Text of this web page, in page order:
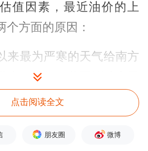
值因素，最近油价的上
个方面的原因：
来最为严寒的天气给南方
来了破坏，美国原油产量
万桶/日。同时，因极寒天
斯2月增产原油的预期因
能兑现，原油产量低于
点击阅读全文
朋友圈 微博